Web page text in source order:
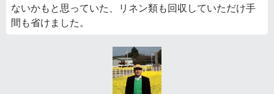
ないかもと思っていた、リネン類も回収していただけ手
間も省けました。